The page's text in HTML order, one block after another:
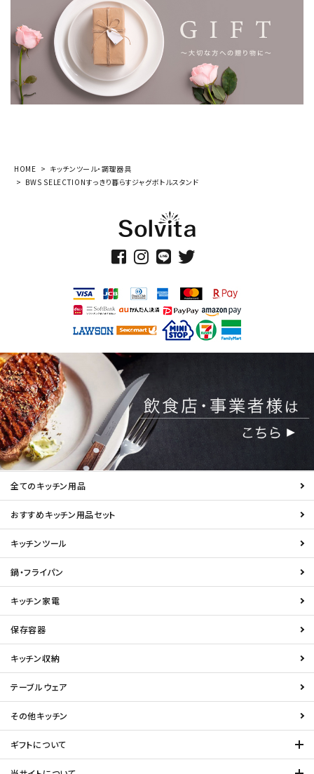
HOME
キッチンツール・調理器具
BWS SELECTIONすっきり暮らすジャグボトルスタンド
全てのキッチン用品
おすすめキッチン用品セット
キッチンツール
鍋・フライパン
キッチン家電
保存容器
キッチン収納
テーブルウェア
その他キッチン
ギフトについて